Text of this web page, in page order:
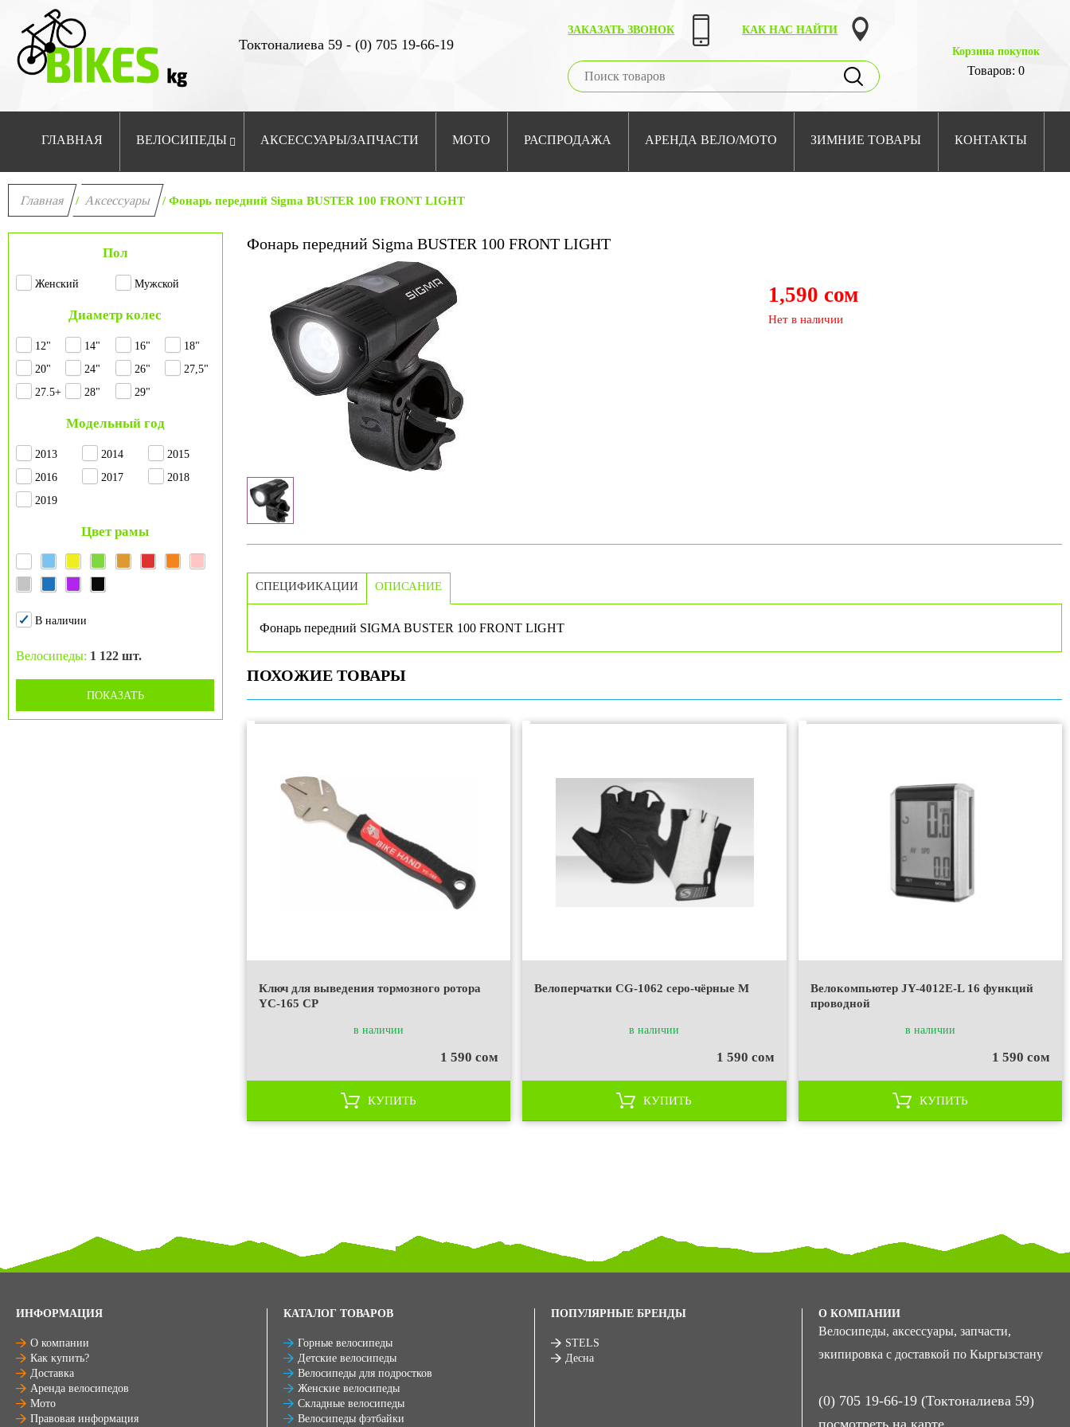
Токтоналиева 59 - (0) 705 19-66-19
ЗАКАЗАТЬ ЗВОНОК
КАК НАС НАЙТИ
Корзина покупок
Товаров: 0
ГЛАВНАЯ ВЕЛОСИПЕДЫ АКСЕССУАРЫ/ЗАПЧАСТИ МОТО РАСПРОДАЖА АРЕНДА ВЕЛО/МОТО ЗИМНИЕ ТОВАРЫ КОНТАКТЫ
Главная / Аксессуары / Фонарь передний Sigma BUSTER 100 FRONT LIGHT
Пол
Женский Мужской
Диаметр колес
12" 14" 16"
18"
20"
24" 26"
27,5"
27.5+
28" 29"
Модельный год
2013 2014
2015
2016
2017
2018
2019
Цвет рамы
В наличии
Велосипеды: 1 122 шт.
ПОКАЗАТЬ
Фонарь передний Sigma BUSTER 100 FRONT LIGHT
1,590 сом
Нет в наличии
СПЕЦИФИКАЦИИ ОПИСАНИЕ
Фонарь передний SIGMA BUSTER 100 FRONT LIGHT
ПОХОЖИЕ ТОВАРЫ
Ключ для выведения тормозного ротора
YC-165 СР
в наличии
1 590 сом
КУПИТЬ
Велоперчатки CG-1062 серо-чёрные M
в наличии
1 590 сом
КУПИТЬ
Велокомпьютер JY-4012E-L 16 функций
проводной
в наличии
1 590 сом
КУПИТЬ
ИНФОРМАЦИЯ
О компании
Как купить?
Доставка
Аренда велосипедов
Мото
Правовая информация
КАТАЛОГ ТОВАРОВ
Горные велосипеды
Детские велосипеды
Велосипеды для подростков
Женские велосипеды
Складные велосипеды
Велосипеды фэтбайки
ПОПУЛЯРНЫЕ БРЕНДЫ
STELS
Десна
О КОМПАНИИ
Велосипеды, аксессуары, запчасти,
экипировка с доставкой по Кыргызстану
(0) 705 19-66-19 (Токтоналиева 59)
посмотреть на карте